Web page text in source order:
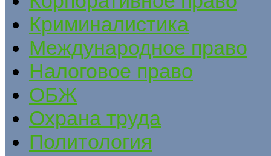
Криминалистика
Международное право
Налоговое право
ОБЖ
Охрана труда
Политология